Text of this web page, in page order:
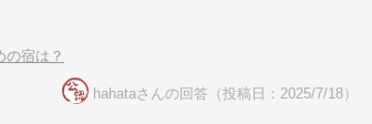
の宿は？
hahataさんの回答（投稿日：2025/7/18）